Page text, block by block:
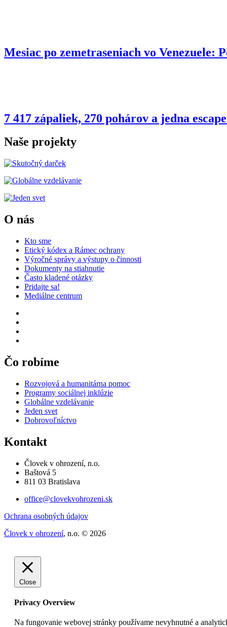
Mesiac po zemetraseniach vo
7 417 zápaliek, 270 pohárov a jedna
Naše projekty
O nás
Kto sme
Etický kódex a Rámec ochrany
Výročné správy a výstupy o činnosti
Dokumenty na stiahnutie
Často kladené otázky
Pridajte sa!
Mediálne centrum
Čo robíme
Rozvojová a humanitárna pomoc
Programy sociálnej inklúzie
Globálne vzdelávanie
Jeden svet
Dobrovoľníctvo
Kontakt
Človek v ohrození, n.o.
Baštová 5
811 03 Bratislava
office@clovekvohrozeni.sk
Ochrana osobných údajov
Človek v ohrození, n.o. © 2026
Close
Privacy Overview
Na fungovanie webovej stránky používame nevyhnutné a